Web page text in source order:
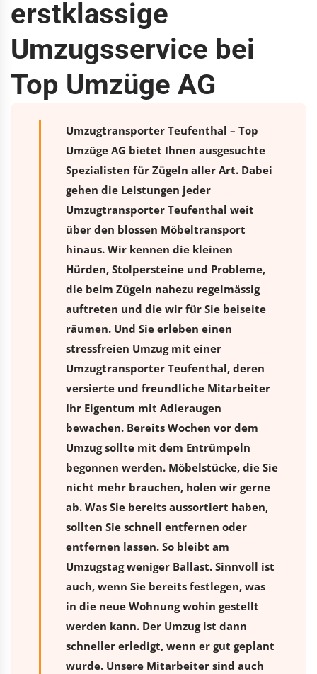
erstklassige
Umzugsservice bei
Top Umzüge AG
Umzugtransporter Teufenthal – Top
Umzüge AG bietet Ihnen ausgesuchte
Spezialisten für Zügeln aller Art. Dabei
gehen die Leistungen jeder
Umzugtransporter Teufenthal weit
über den blossen Möbeltransport
hinaus. Wir kennen die kleinen
Hürden, Stolpersteine und Probleme,
die beim Zügeln nahezu regelmässig
auftreten und die wir für Sie beiseite
räumen. Und Sie erleben einen
stressfreien Umzugmit einer
Umzugtransporter Teufenthal, deren
versierte und freundliche Mitarbeiter
Ihr Eigentum mit Adleraugen
bewachen. Bereits Wochen vor dem
Umzug sollte mit dem Entrümpeln
begonnen werden. Möbelstücke, die Sie
nicht mehr brauchen, holen wir gerne
ab. Was Sie bereits aussortiert haben,
sollten Sie schnell entfernen oder
entfernen lassen. So bleibt am
Umzugstag weniger Ballast. Sinnvoll ist
auch, wenn Sie bereits festlegen, was
in die neue Wohnung wohin gestellt
werden kann. Der Umzug ist dann
schneller erledigt, wenn er gut geplant
wurde. Unsere Mitarbeiter sind auch